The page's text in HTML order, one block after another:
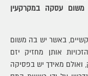
משום עסקה במקרקעין
באשר יש בה משום
אותן מחזיק יזם
מאידך יש בפסיקה